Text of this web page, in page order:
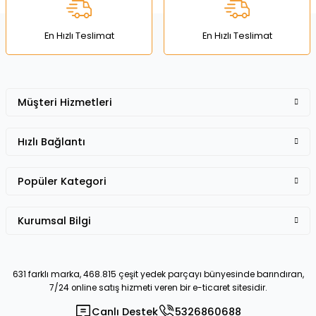
Bu ürüne benzer farklı alternatifler olmalı.
En Hızlı Teslimat En Hızlı Teslimat
631 farklı marka, 468.815 çeşit yedek parçayı bünyesinde barındıran,
7/24 online satış hizmeti veren bir e-ticaret sitesidir.
Canlı Destek 5326860688
Müşteri Hizmetleri
Hızlı Bağlantı
Popüler Kategori
Kurumsal Bilgi